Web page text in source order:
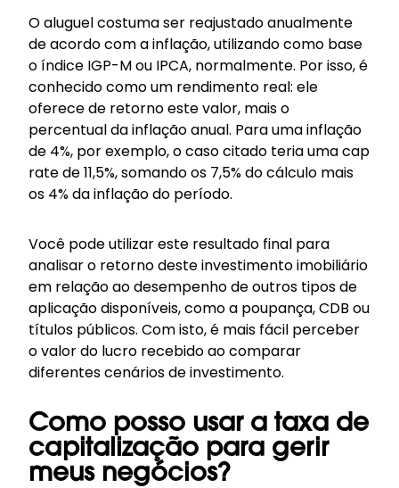
O aluguel costuma ser reajustado anualmente
de acordo com a inflação, utilizando como base
o índice IGP-M ou IPCA, normalmente. Por isso, é
conhecido como um rendimento real: ele
oferece de retorno este valor, mais o
percentual da inflação anual. Para uma inflação
de 4%, por exemplo, o caso citado teria uma cap
rate de 11,5%, somando os 7,5% do cálculo mais
os 4% da inflação do período.
Você pode utilizar este resultado final para
analisar o retorno deste investimento imobiliário
em relação ao desempenho de outros tipos de
aplicação disponíveis, como a poupança, CDB ou
títulos públicos. Com isto, é mais fácil perceber
o valor do lucro recebido ao comparar
diferentes cenários de investimento.
Como posso usar a taxa de
capitalização para gerir
meus negócios?